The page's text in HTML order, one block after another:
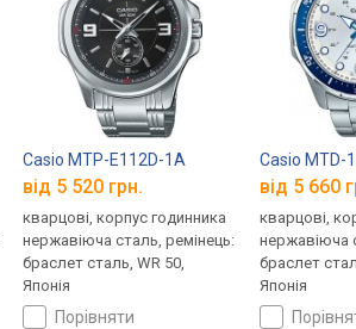
Casio MTP-E112D-1A
від 5 520 грн.
кварцові, корпус годинника
нержавіюча сталь, ремінець:
браслет сталь, WR 50,
Японія
порівняти
Casio MTD-
від 5 660
кварцові,
нержавіюча
браслет
Японія